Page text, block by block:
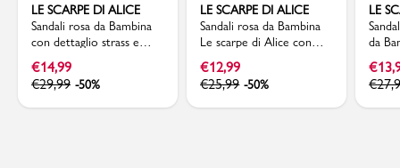
LE SCARPE DI ALICE
Sandali rosa da Bambina
con dettaglio strass e
chiusura con strappo Le
scarpe di Alice
€14,99
€29,99 -50%
LE SCARPE DI ALICE
Sandali rosa da Bambina
Le scarpe di Alice con
fiore
€12,99
€25,99 -50%
LE
da
Alice
€
€